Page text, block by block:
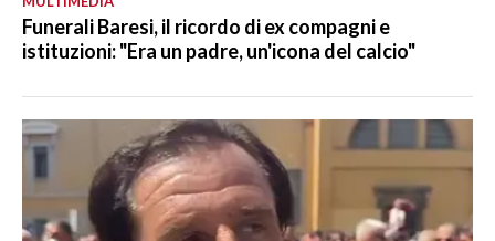
Funerali Baresi, il ricordo di ex compagni e
istituzioni: "Era un padre, un'icona del calcio"